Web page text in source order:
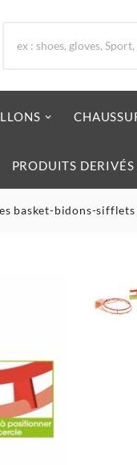
PRODUITS DERIVÉS
basket-bidons-sifflets